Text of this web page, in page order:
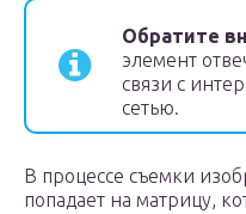
Обратите
элемент
связи с
сетью.
В процессе съемки
попадает на матрицу,